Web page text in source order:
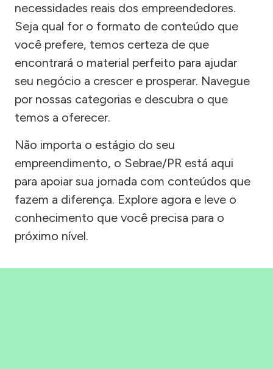
necessidades reais dos empreendedores.
Seja qual for o formato de conteúdo que
você prefere, temos certeza de que
encontrará o material perfeito para ajudar
seu negócio a crescer e prosperar. Navegue
por nossas categorias e descubra o que
temos a oferecer.
Não importa o estágio do seu
empreendimento, o Sebrae/PR está aqui
para apoiar sua jornada com conteúdos que
fazem a diferença. Explore agora e leve o
conhecimento que você precisa para o
próximo nível.